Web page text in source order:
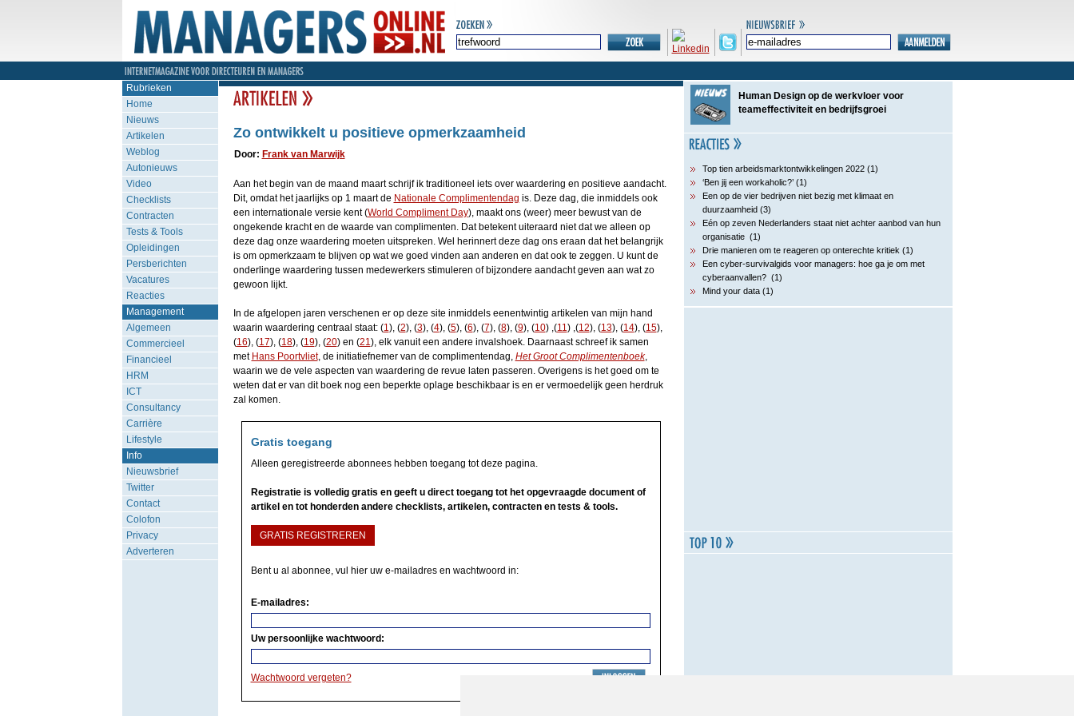
Rubrieken
Home
Nieuws
Artikelen
Weblog
Autonieuws
Video
Checklists
Contracten
Tests & Tools
Opleidingen
Persberichten
Vacatures
Reacties
Management
Algemeen
Commercieel
Financieel
HRM
ICT
Consultancy
Carrière
Lifestyle
Info
Nieuwsbrief
Twitter
Contact
Colofon
Privacy
Adverteren
Zo ontwikkelt u positieve opmerkzaamheid
Door: Frank van Marwijk
Aan het begin van de maand maart schrijf ik traditioneel iets over waardering en positieve aandacht.
Dit, omdat het jaarlijks op 1 maart de Nationale Complimentendag is. Deze dag, die inmiddels ook
een internationale versie kent (World Compliment Day), maakt ons (weer) meer bewust van de
ongekende kracht en de waarde van complimenten. Dat betekent uiteraard niet dat we alleen op
deze dag onze waardering moeten uitspreken. Wel herinnert deze dag ons eraan dat het belangrijk
is om opmerkzaam te blijven op wat we goed vinden aan anderen en dat ook te zeggen. U kunt de
onderlinge waardering tussen medewerkers stimuleren of bijzondere aandacht geven aan wat zo
gewoon lijkt.
In de afgelopen jaren verschenen er op deze site inmiddels eenentwintig artikelen van mijn hand
waarin waardering centraal staat: (1), (2), (3), (4), (5), (6), (7), (8), (9), (10) ,(11) ,(12), (13), (14), (15),
(16), (17), (18), (19), (20) en (21), elk vanuit een andere invalshoek. Daarnaast schreef ik samen
met Hans Poortvliet, de initiatiefnemer van de complimentendag, Het Groot Complimentenboek,
waarin we de vele aspecten van waardering de revue laten passeren. Overigens is het goed om te
weten dat er van dit boek nog een beperkte oplage beschikbaar is en er vermoedelijk geen herdruk
zal komen.
Gratis toegang
Alleen geregistreerde abonnees hebben toegang tot deze pagina.
Registratie is volledig gratis en geeft u direct toegang tot het opgevraagde document of
artikel en tot honderden andere checklists, artikelen, contracten en tests & tools.
GRATIS REGISTREREN
Bent u al abonnee, vul hier uw e-mailadres en wachtwoord in:
E-mailadres:
Uw persoonlijke wachtwoord:
Wachtwoord vergeten?
Human Design op de werkvloer voor
teameffectiviteit en bedrijfsgroei
Top tien arbeidsmarktontwikkelingen 2022 (1)
‘Ben jij een workaholic?’ (1)
Een op de vier bedrijven niet bezig met klimaat en
duurzaamheid (3)
Eén op zeven Nederlanders staat niet achter aanbod van hun
organisatie (1)
Drie manieren om te reageren op onterechte kritiek (1)
Een cyber-survivalgids voor managers: hoe ga je om met
cyberaanvallen? (1)
Mind your data (1)